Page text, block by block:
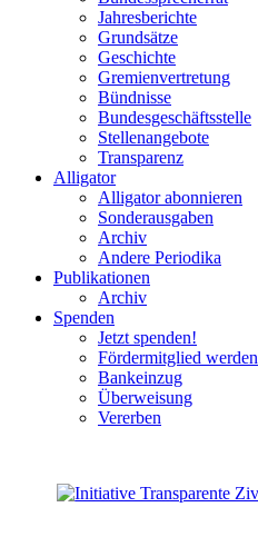
Jahresberichte
Grundsätze
Geschichte
Gremienvertretung
Bündnisse
Bundesgeschäftsstelle
Stellenangebote
Transparenz
Alligator
Alligator abonnieren
Sonderausgaben
Archiv
Andere Periodika
Publikationen
Archiv
Spenden
Jetzt spenden!
Fördermitglied werden
Bankeinzug
Überweisung
Vererben